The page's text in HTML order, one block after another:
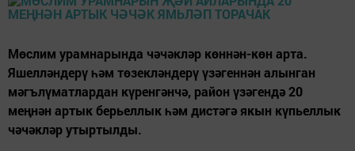
Мөслим урамнарында чәчәкләр көннән-көн арта.
Яшелләндерү һәм төзекләндерү үзәгеннән алынган
мәгълүматлардан күренгәнчә, район үзәгендә 20
меңнән артык берьеллык һәм дистәгә якын күпьеллык
чәчәкләр утыртылды.